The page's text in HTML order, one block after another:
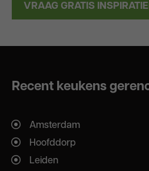
VRAAG GRATIS
Recent keukens
Amsterdam
Hoofddorp
Leiden